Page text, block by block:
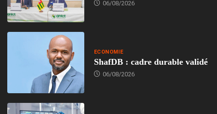
06/08/2026
ECONOMIE
ShafDB : cadre durable validé
06/08/2026